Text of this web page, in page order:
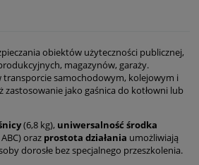
obiektów użyteczności publicznej,
magazynów, garaży.
transporcie samochodowym, kolejowym i
zastosowanie jako gaśnica do kotłowni lub
(6,8 kg), uniwersalność środka
ABC) oraz prostota działania umożliwiają
dorosłe bez specjalnego przeszkolenia.